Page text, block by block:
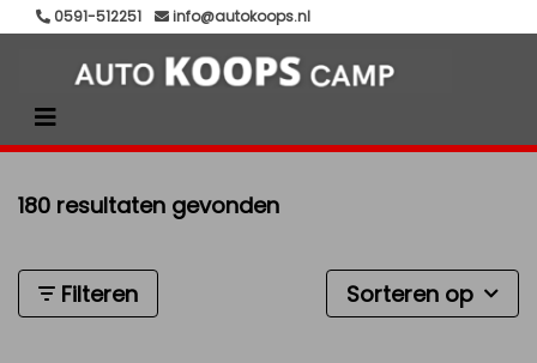
0591-512251 info@autokoops.nl
180 resultaten gevonden
Filteren Sorteren op